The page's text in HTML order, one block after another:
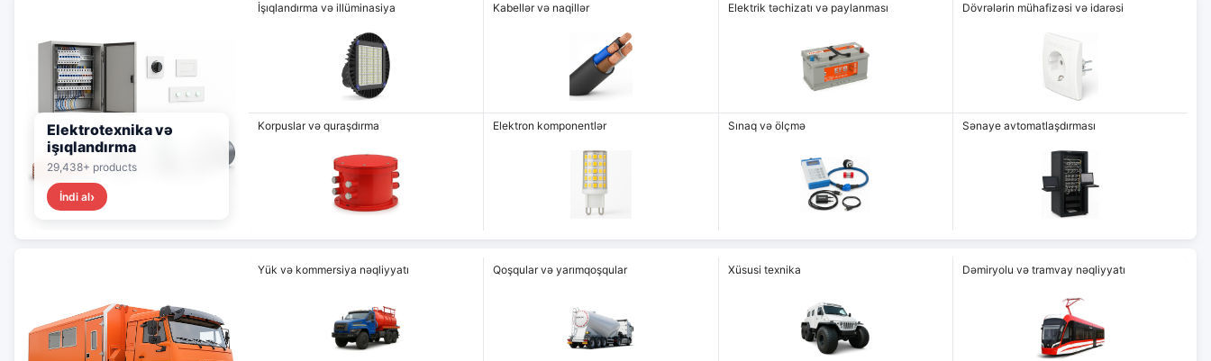
Elektrotexnika və
işıqlandırma
29,438+ products
İndi al
İşıqlandırma və illüminasiya Kabellər və naqillər Elektrik təchizatı və paylanması Dövrələrin mühafizəsi və idarəsi
Korpuslar və quraşdırma Elektron komponentlər Sınaq və ölçmə Sənaye avtomatlaşdırması
Yük və kommersiya nəqliyyatı Qoşqular və yarımqoşqular Xüsusi texnika Dəmiryolu və tramvay nəqliyyatı